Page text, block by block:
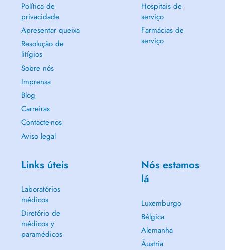
Política de
privacidade
Apresentar queixa
Resolução de
litígios
Sobre nós
Imprensa
Blog
Carreiras
Contacte-nos
Aviso legal
Hospitais de
serviço
Farmácias de
serviço
Links úteis
Laboratórios
médicos
Diretório de
médicos y
paramédicos
Nós estamos
lá
Luxemburgo
Bélgica
Alemanha
Áustria